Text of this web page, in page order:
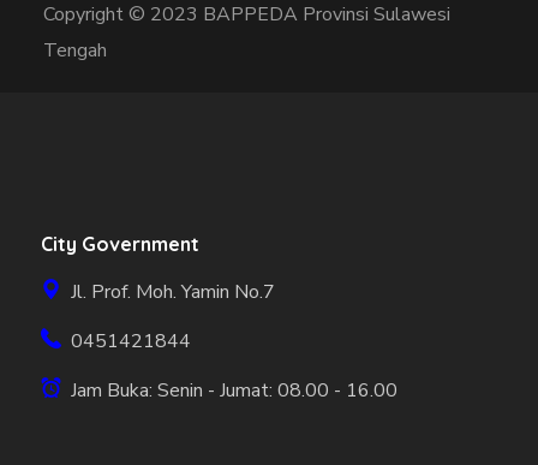
City Government
Jl. Prof. Moh. Yamin No.7
0451421844
Jam Buka: Senin - Jumat: 08.00 - 16.00
Copyright © 2023 BAPPEDA Provinsi Sulawesi
Tengah